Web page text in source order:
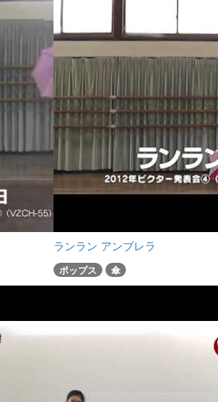
ランラン アンブレラ
ポップス 傘